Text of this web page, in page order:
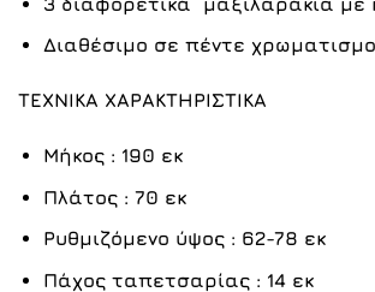
Διαθέσιμο σε πέντε
ΤΕΧΝΙΚΑ ΧΑΡΑΚΤΗΡΙΣΤΙΚΑ
Μήκος : 190 εκ
Πλάτος : 70 εκ
Ρυθμιζόμενο ύψος : 62-78 εκ
Πάχος ταπετσαρίας : 14 εκ